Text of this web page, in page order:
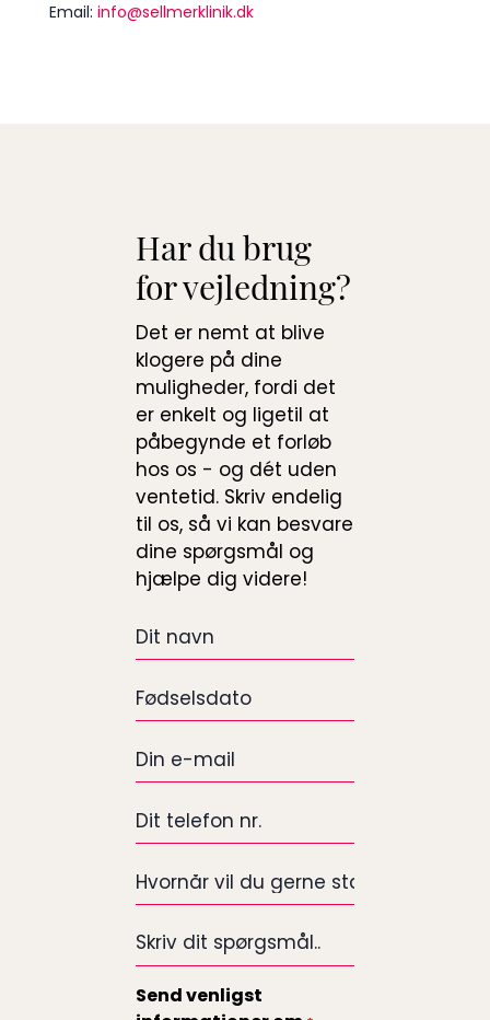
Email: info@sellmerklinik.dk
Har du brug
for vejledning?
Det er nemt at blive
klogere på dine
muligheder, fordi det
er enkelt og ligetil at
påbegynde et forløb
hos os - og dét uden
ventetid. Skriv endelig
til os, så vi kan besvare
dine spørgsmål og
hjælpe dig videre!
Dit
Fødselsdato
e-
Dit
*
Hvornår
gerne
på
Skriv
spørgsmål..
Send venligst